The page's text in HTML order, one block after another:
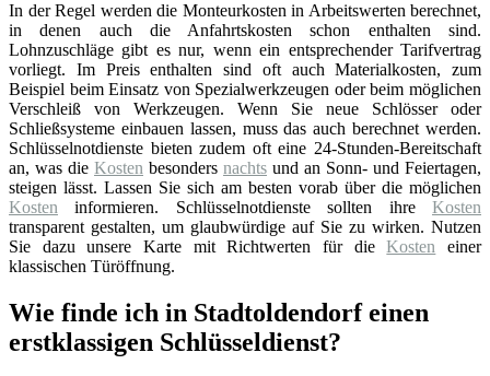
In der Regel werden die Monteurkosten in Arbeitswerten berechnet,
in denen auch die Anfahrtskosten schon enthalten sind.
Lohnzuschläge gibt es nur, wenn ein entsprechender Tarifvertrag
vorliegt. Im Preis enthalten sind oft auch Materialkosten, zum
Beispiel beim Einsatz von Spezialwerkzeugen oder beim möglichen
Verschleiß von Werkzeugen. Wenn Sie neue Schlösser oder
Schließsysteme einbauen lassen, muss das auch berechnet werden.
Schlüsselnotdienste bieten zudem oft eine 24-Stunden-Bereitschaft
an, was die Kosten besonders nachts und an Sonn- und Feiertagen,
steigen lässt. Lassen Sie sich am besten vorab über die möglichen
Kosten informieren. Schlüsselnotdienste sollten ihre Kosten
transparent gestalten, um glaubwürdige auf Sie zu wirken. Nutzen
Sie dazu unsere Karte mit Richtwerten für dieKosten einer
klassischen Türöffnung.
Wie finde ich in Stadtoldendorf einen
erstklassigen Schlüsseldienst?